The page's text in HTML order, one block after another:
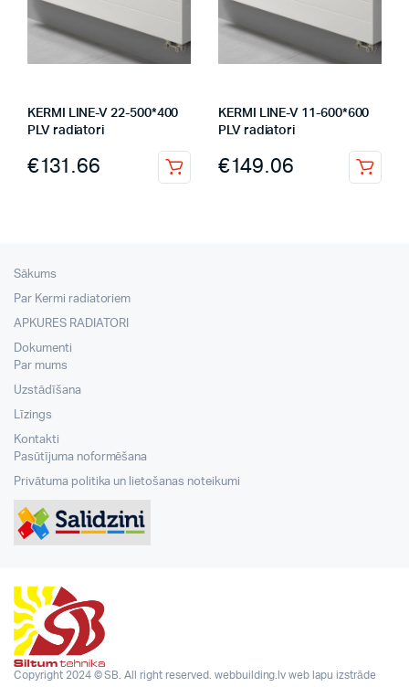
KERMI LINE-V 22-500*400
PLV radiatori
€131.66
KERMI LINE-V 11-600*600
PLV radiatori
€149.06
Sākums
Par Kermi radiatoriem
APKURES RADIATORI
Dokumenti
Par mums
Uzstādīšana
Līzings
Kontakti
Pasūtījuma noformēšana
Privātuma politika un lietošanas noteikumi
Copyright 2024 © SB. All right reserved. webbuilding.lvweb lapu izstrāde